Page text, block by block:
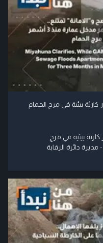
كارثة بيئية في مرج الحمام
بيئية في مرج
دائرة الرقابة